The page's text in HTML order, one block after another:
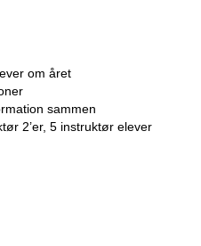
om året
sammen
2’er, 5 instruktør elever